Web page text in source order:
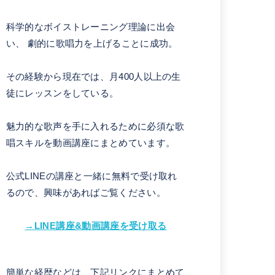
科学的なボイストレーニング理論に出会
い、 劇的に歌唱力を上げることに成功。
その経験から現在では、月400人以上の生
徒にレッスンをしている。
魅力的な歌声を手に入れるために必須な歌
唱スキルを動画講座にまとめています。
公式LINEの講座と一緒に無料で受け取れ
るので、興味があればご覧ください。
→LINE講座&動画講座を受け取る
簡単な経歴などは、下記リンクにまとめて